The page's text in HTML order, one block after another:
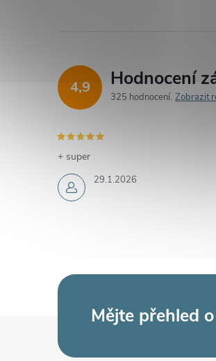
4,9 Hodnocení
325 hodnocení Zobrazit
29.1.2026
+ super
Mějte přehled